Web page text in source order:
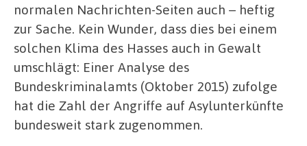
normalen Nachrichten-Seiten auch – heftig
zur Sache. Kein Wunder, dass dies bei einem
solchen Klima des Hasses auch in Gewalt
umschlägt: Einer Analyse des
Bundeskriminalamts (Oktober 2015) zufolge
hat die Zahl der Angriffe auf Asylunterkünfte
bundesweit stark zugenommen.